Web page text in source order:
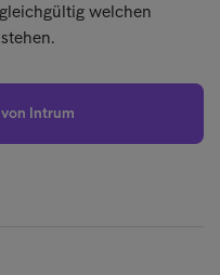
welchen
Intrum